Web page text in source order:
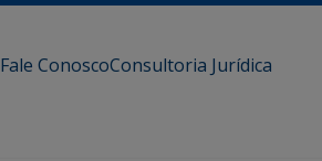
Fale ConoscoConsultoria Jurídica